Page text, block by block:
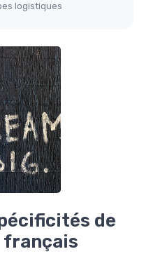
logistiques
de
français